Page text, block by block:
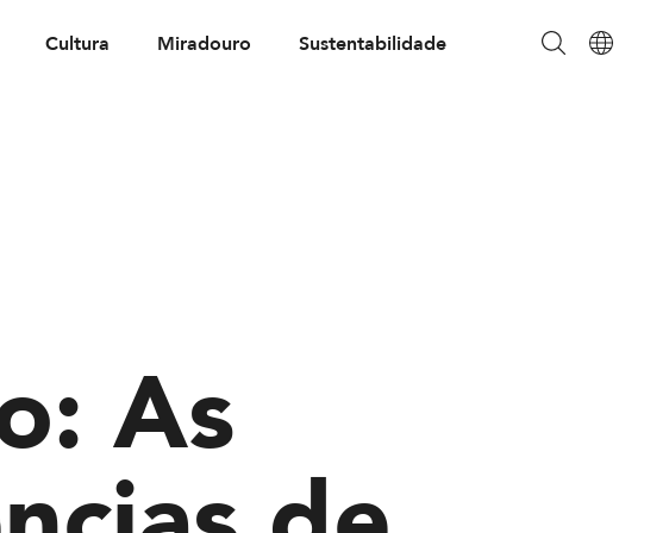
Cultura Miradouro Sustentabilidade
As